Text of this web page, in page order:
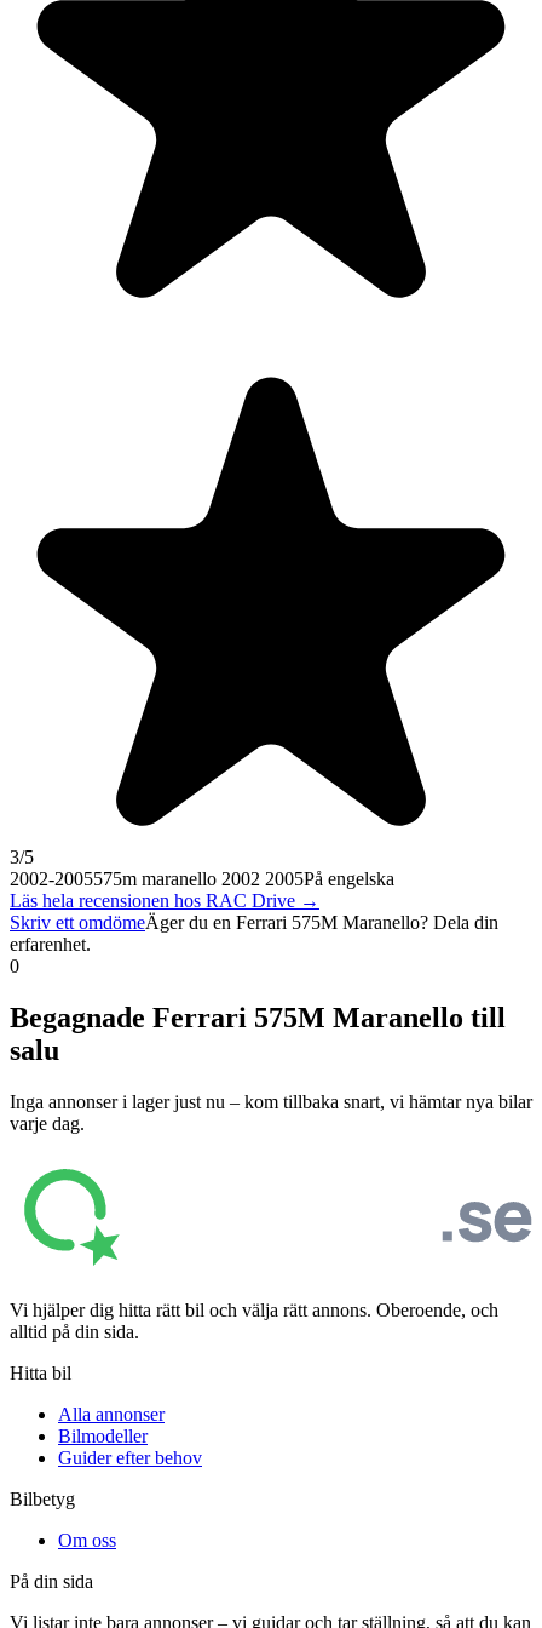
3/5
2002-2005575m maranello 2002 2005På engelska
Läs hela recensionen hos RAC Drive →
Skriv ett omdömeÄger du en Ferrari 575M Maranello? Dela din
erfarenhet.
0
Begagnade Ferrari 575M Maranello till
salu
Inga annonser i lager just nu – kom tillbaka snart, vi hämtar nya bilar
varje dag.
Vi hjälper dig hitta rätt bil och välja rätt annons. Oberoende, och
alltid på din sida.
Hitta bil
Alla annonser
Bilmodeller
Guider efter behov
Bilbetyg
Om oss
På din sida
Vi listar inte bara annonser – vi guidar och tar ställning, så att du kan